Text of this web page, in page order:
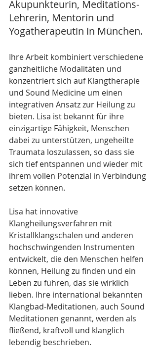
Akupunkteurin, Meditations-
Lehrerin, Mentorin und
Yogatherapeutin in München.
Ihre Arbeit kombiniert verschiedene
ganzheitliche Modalitäten und
konzentriert sich auf Klangtherapie
und Sound Medicine um einen
integrativen Ansatz zur Heilung zu
bieten. Lisa ist bekannt für ihre
einzigartige Fähigkeit, Menschen
dabei zu unterstützen, ungeheilte
Traumata loszulassen, so dass sie
sich tief entspannen und wieder mit
ihrem vollen Potenzial in Verbindung
setzen können.
Lisa hat innovative
Klangheilungsverfahren mit
Kristallklangschalen und anderen
hochschwingenden Instrumenten
entwickelt, die den Menschen helfen
können, Heilung zu finden und ein
Leben zu führen, das sie wirklich
lieben. Ihre international bekannten
Klangbad-Meditationen, auch Sound
Meditationen genannt, werden als
fließend, kraftvoll und klanglich
lebendig beschrieben.